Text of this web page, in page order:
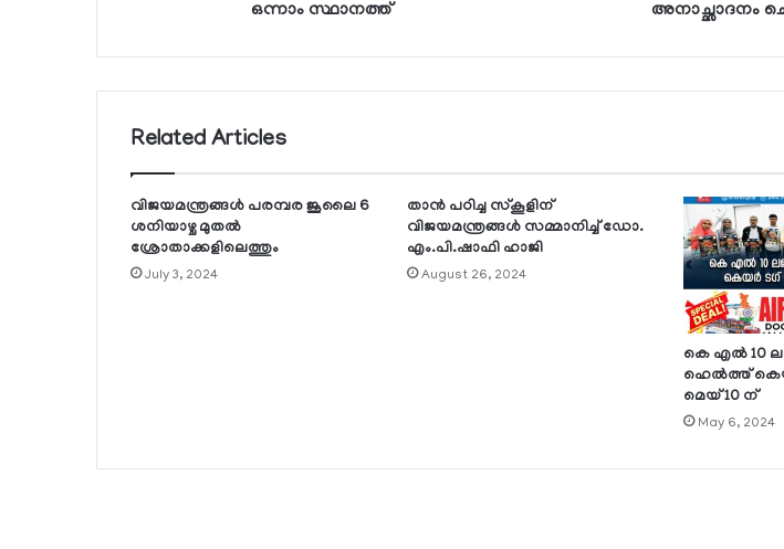
ഒന്നാം സ്ഥാനത്ത്
അനാച്ഛാദനം
Related Articles
വിജയമന്ത്രങ്ങള്‍ പരമ്പര ജൂലൈ 6
ശനിയാഴ്ച മുതല്‍
ശ്രോതാക്കളിലെത്തും
July 3, 2024
താന്‍ പഠിച്ച സ്‌കൂളിന്
വിജയമന്ത്രങ്ങള്‍ സമ്മാനിച്ച് ഡോ.
എം.പി.ഷാഫി ഹാജി
August 26, 2024
കെ എല്‍ 10
ഹെല്‍ത്ത്
മെയ് 10 ന്
May 6, 2024